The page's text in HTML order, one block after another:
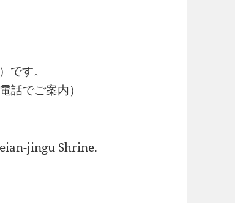
です。
でご案内）
jingu Shrine.